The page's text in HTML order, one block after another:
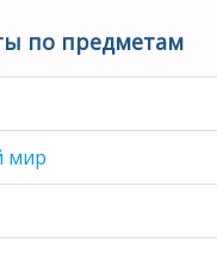
по предметам
мир